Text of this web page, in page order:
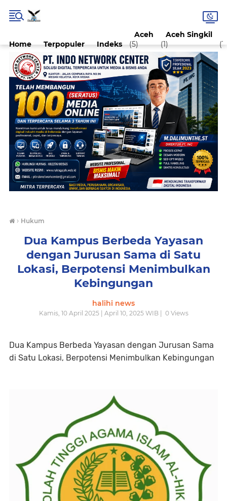
Home Terpopuler Indeks
Aceh
(5)
Aceh Singkil
(1)
(1)
› Hukum
Dua Kampus Berbeda Yayasan
dengan Jurusan Sama di Satu
Lokasi, Berpotensi Menimbulkan
Kebingungan
halihi news
Kamis, 10 April 2025 | April 10, 2025 WIB | 0Views
Dua Kampus Berbeda Yayasan dengan Jurusan Sama
di Satu Lokasi, Berpotensi Menimbulkan Kebingungan